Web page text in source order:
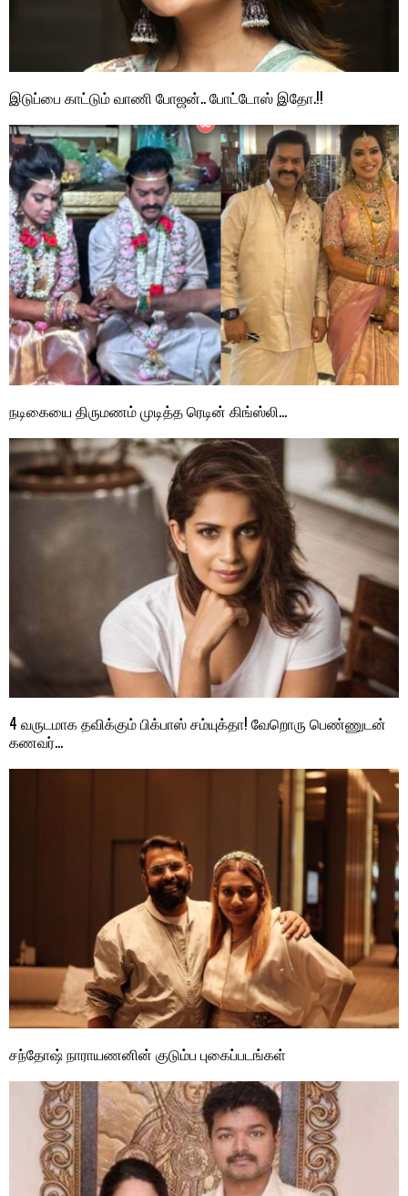
இடுப்பை காட்டும் வாணி போஜன்.. போட்டோஸ் இதோ.!!
நடிகையை திருமணம் முடித்த ரெடின் கிங்ஸ்லி…
4 வருடமாக தவிக்கும் பிக்பாஸ் சம்யுக்தா! வேறொரு பெண்ணுடன்
கணவர்…
சந்தோஷ் நாராயணனின் குடும்ப புகைப்படங்கள்